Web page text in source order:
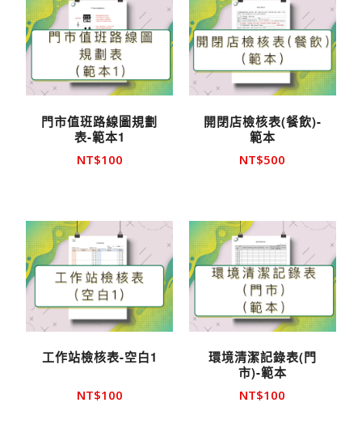
品
門市值班路線圖規劃
表-範本1
NT$100
開閉店檢核表(餐飲)-
範本
NT$500
工作站檢核表-空白1
NT$100
環境清潔記錄表(門
市)-範本
NT$100